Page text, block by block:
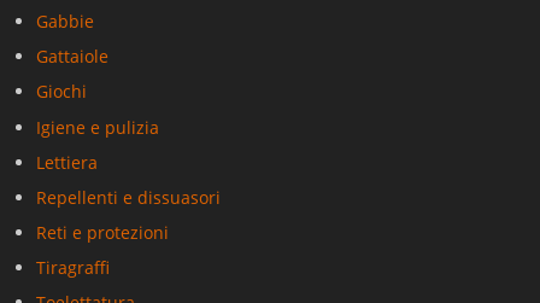
Gabbie
Gattaiole
Giochi
Igiene e pulizia
Lettiera
Repellenti e dissuasori
Reti e protezioni
Tiragraffi